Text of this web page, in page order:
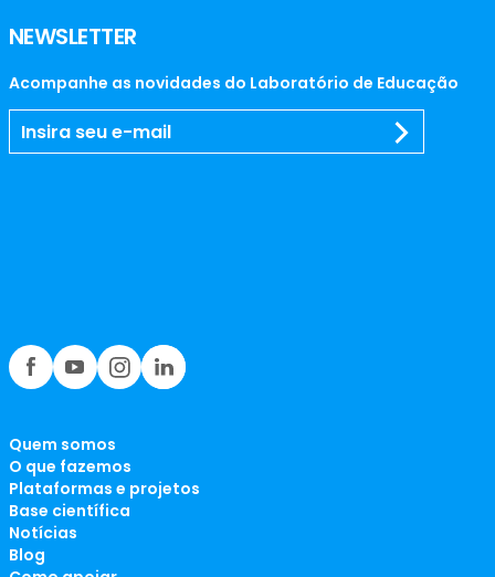
NEWSLETTER
Acompanhe as novidades do Laboratório de Educação
Quem somos
O que fazemos
Plataformas e projetos
Base científica
Notícias
Blog